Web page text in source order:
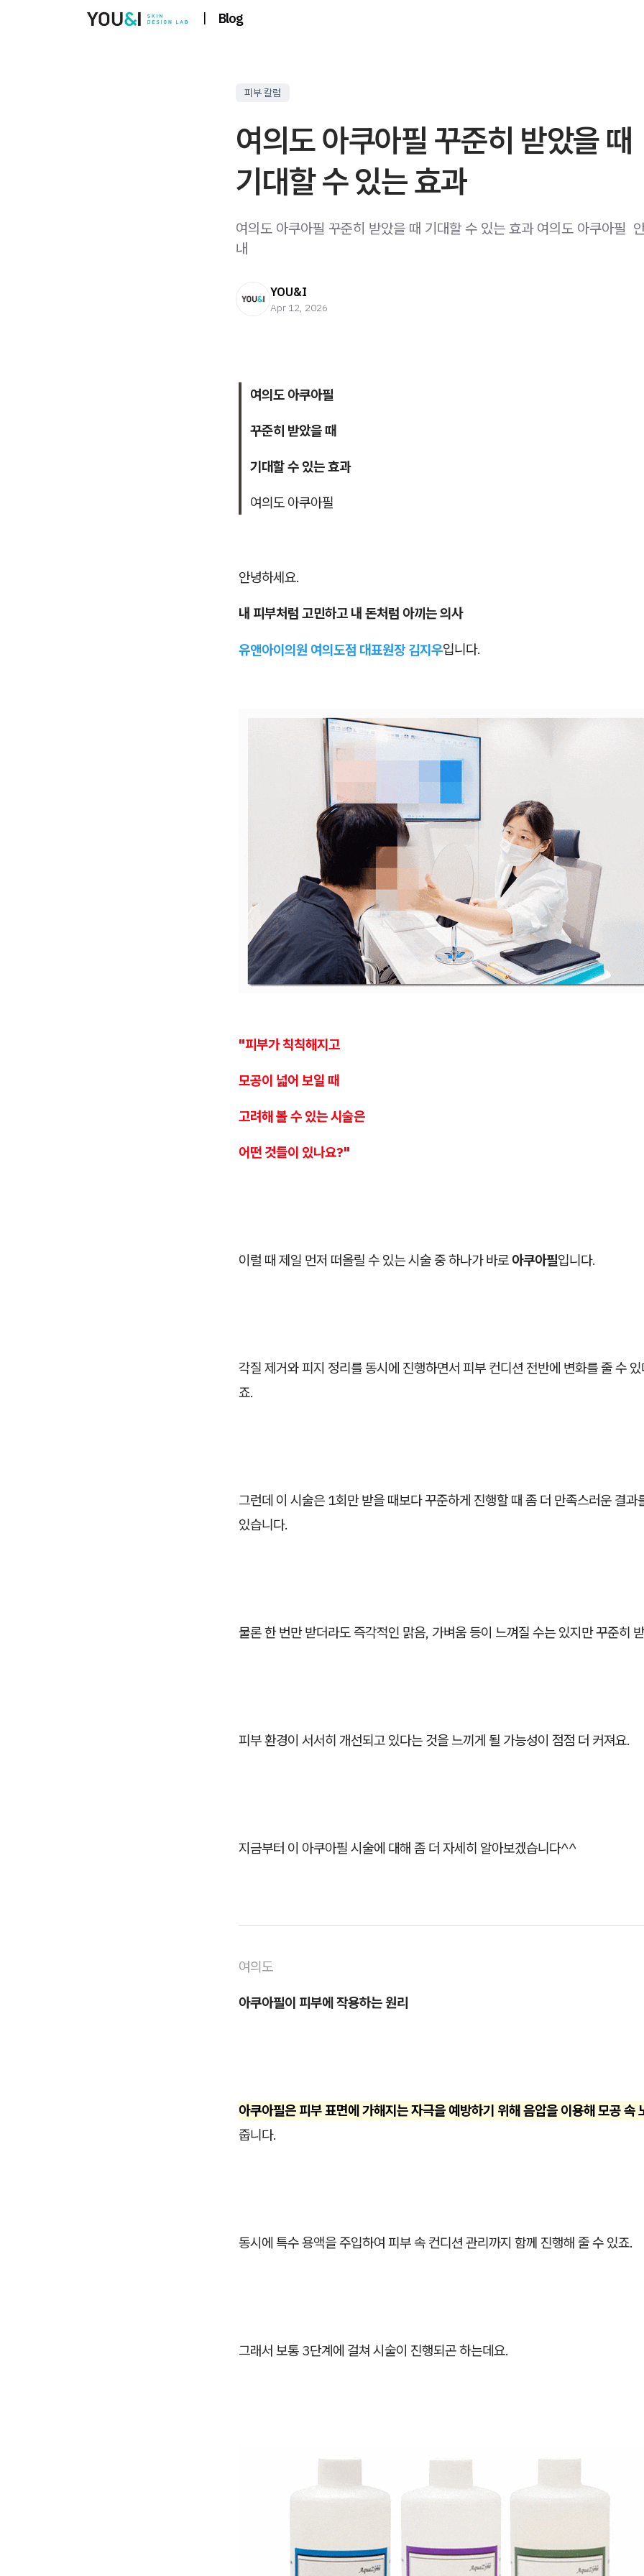
| Blog
피부 칼럼
여의도 아쿠아필 꾸준히 받았을 때
기대할 수 있는 효과
여의도 아쿠아필 꾸준히 받았을 때 기대할 수 있는 효과 여의도 아쿠아필
내
YOU&I
Apr 12, 2026
여의도 아쿠아필
꾸준히 받았을 때
기대할 수 있는 효과
여의도 아쿠아필
안녕하세요.
내 피부처럼 고민하고 내 돈처럼 아끼는 의사
유앤아이의원 여의도점 대표원장 김지우입니다.
"피부가 칙칙해지고
모공이 넓어 보일 때
고려해 볼 수 있는 시술은
어떤 것들이 있나요?"
이럴 때 제일 먼저 떠올릴 수 있는 시술 중 하나가 바로아쿠아필입니다.
각질 제거와 피지 정리를 동시에 진행하면서 피부 컨디션 전반에 변화를 줄 수
죠.
그런데 이 시술은 1회만 받을 때보다 꾸준하게 진행할 때 좀 더 만족스러운 결과
있습니다.
물론 한 번만 받더라도 즉각적인 맑음, 가벼움 등이 느껴질 수는 있지만 꾸준히
피부 환경이 서서히 개선되고 있다는 것을 느끼게 될 가능성이 점점 더 커져요.
지금부터 이 아쿠아필 시술에 대해 좀 더 자세히 알아보겠습니다^^
여의도
아쿠아필이 피부에 작용하는 원리
아쿠아필은 피부 표면에 가해지는 자극을 예방하기 위해 음압을 이용해 모공 속
줍니다.
동시에 특수 용액을 주입하여 피부 속 컨디션 관리까지 함께 진행해 줄 수 있죠.
그래서 보통 3단계에 걸쳐 시술이 진행되곤 하는데요.